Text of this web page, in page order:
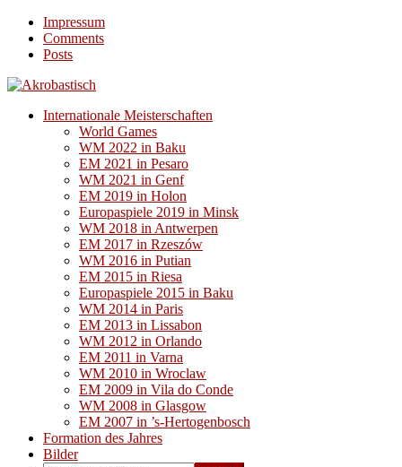
Impressum
Comments
Posts
Internationale Meisterschaften
World Games
WM 2022 in Baku
EM 2021 in Pesaro
WM 2021 in Genf
EM 2019 in Holon
Europaspiele 2019 in Minsk
WM 2018 in Antwerpen
EM 2017 in Rzeszów
WM 2016 in Putian
EM 2015 in Riesa
Europaspiele 2015 in Baku
WM 2014 in Paris
EM 2013 in Lissabon
WM 2012 in Orlando
EM 2011 in Varna
WM 2010 in Wroclaw
EM 2009 in Vila do Conde
WM 2008 in Glasgow
EM 2007 in ’s-Hertogenbosch
Formation des Jahres
Bilder